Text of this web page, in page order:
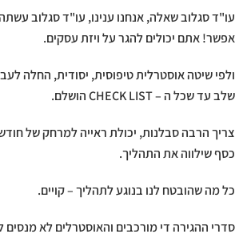
עו"ד סגלוב שאלה, אנחנו ענינו, עו"ד סגלוב
אפשר! אתם יכולים להגר על ויזת עסקים.
ולפי שיטה אוסטרלית טיפוסית, יסודית, החלה
שלב עד שכל ה – CHECK LIST הושלם.
צריך הרבה סבלנות, יכולת ראייה למרחק של
כסף שילווה את התהליך.
כל מה שהובטח לנו בנוגע לתהליך – קויים.
סדרי ההגירה די מורכבים והאוסטרלים לא מנסים